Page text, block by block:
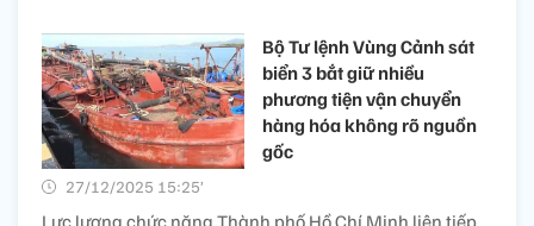
Bộ Tư lệnh Vùng Cảnh sát
biển 3 bắt giữ nhiều
phương tiện vận chuyển
hàng hóa không rõ nguồn
gốc
27/12/2025 15:25’